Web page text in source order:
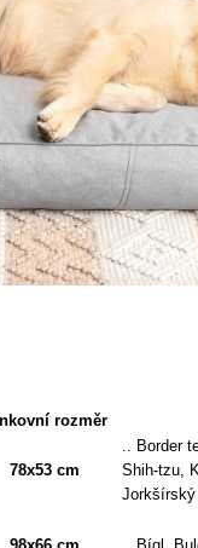
rozměr
78x53 cm
.. Border
Shih-tzu,